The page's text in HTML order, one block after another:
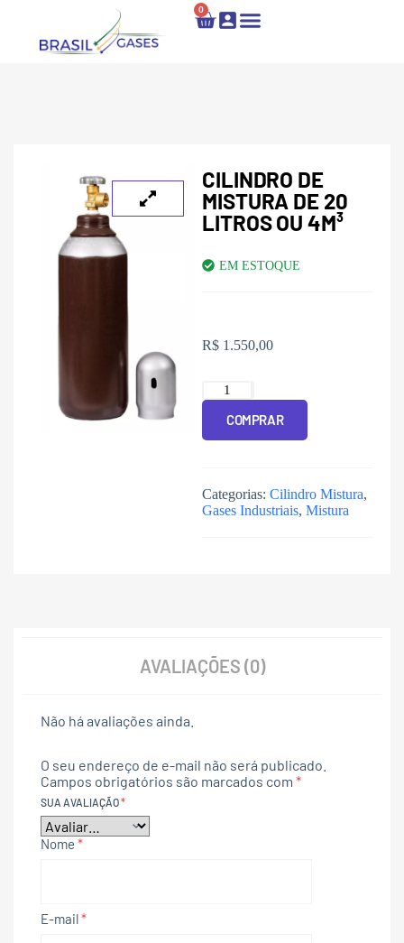
0
CILINDRO DE
MISTURA DE 20
LITROS OU 4M³
EM ESTOQUE
R$ 1.550,00
COMPRAR
Categorias: Cilindro Mistura,
Gases Industriais, Mistura
AVALIAÇÕES (0)
Não há avaliações ainda.
O seu endereço de e-mail não será publicado.
Campos obrigatórios são marcados com *
SUA AVALIAÇÃO*
Nome *
E-mail*